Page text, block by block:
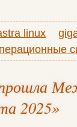
linux
2025»